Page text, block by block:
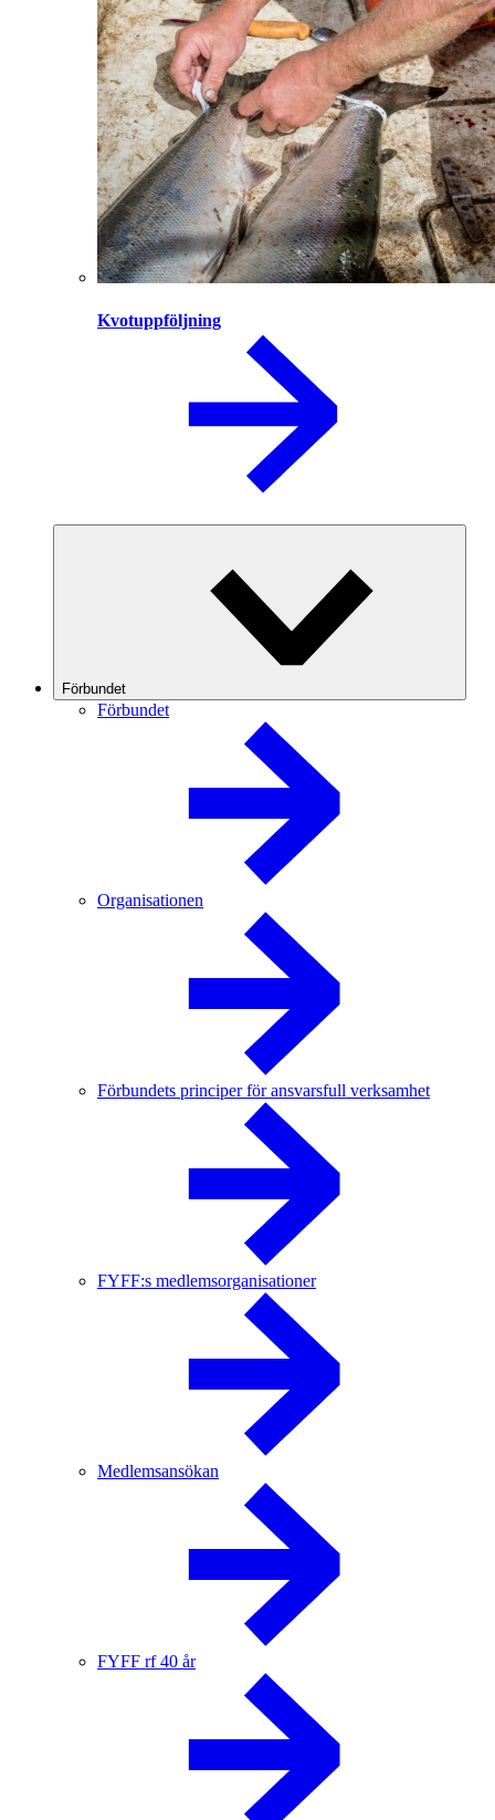
Kvotuppföljning
Förbundet
Förbundet
Organisationen
Förbundets principer för ansvarsfull verksamhet
FYFF:s medlemsorganisationer
Medlemsansökan
FYFF rf 40 år